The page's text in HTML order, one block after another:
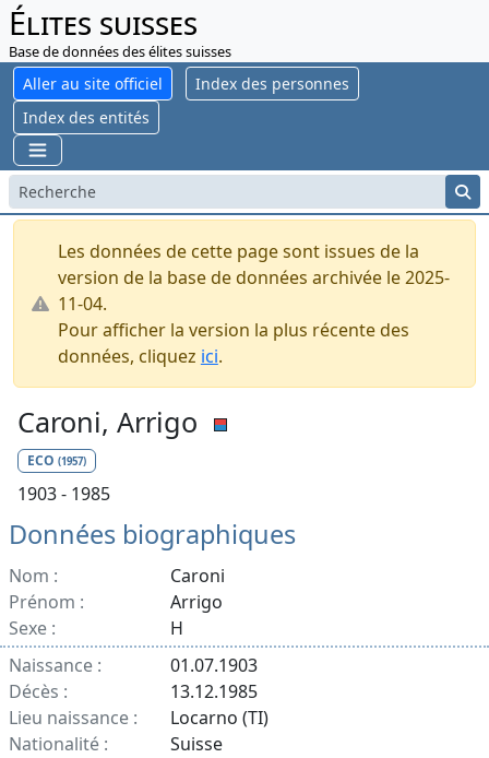
Élites suisses
Base de données des élites suisses
Aller au site officiel
Index des personnes
Index des entités
Les données de cette page sont issues de la
version de la base de données archivée le 2025-
11-04.
Pour afficher la version la plus récente des
données, cliquez ici.
Caroni, Arrigo
ECO (1957)
1903 - 1985
Données biographiques
Nom :
Caroni
Prénom :
Arrigo
Sexe :
H
Naissance :
01.07.1903
Décès :
13.12.1985
Lieu naissance :
Locarno (TI)
Nationalité :
Suisse